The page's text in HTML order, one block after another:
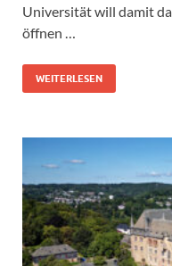
Universität will damit
öffnen …
WEITERLESEN